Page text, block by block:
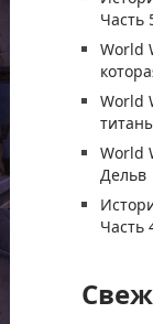
Часть
World
World
World
Дельв
Часть